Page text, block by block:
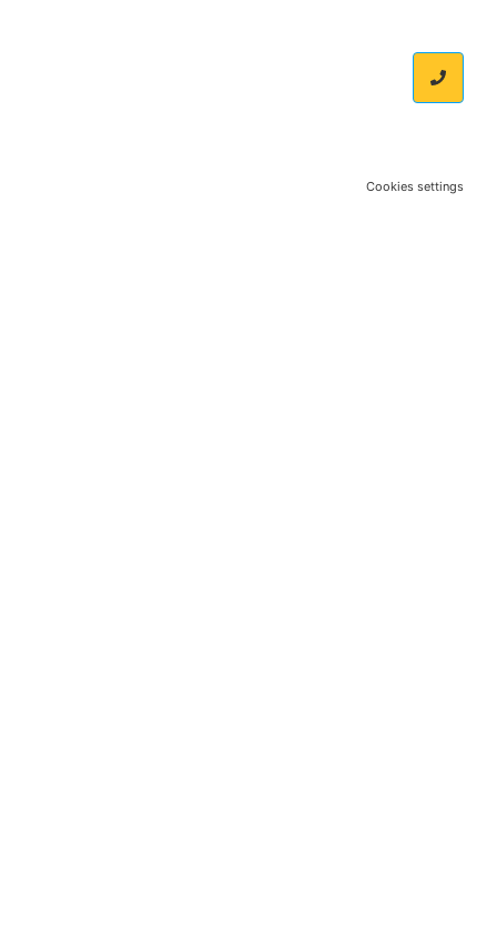
Cookies settings